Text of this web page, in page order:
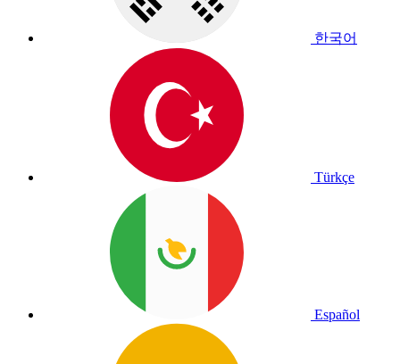
한국어
Türkçe
Español